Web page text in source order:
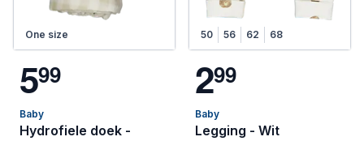
One size
599
Baby
Hydrofiele doek -
50 56 62 68
299
Baby
Legging - Wit